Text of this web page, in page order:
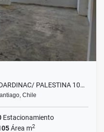
PALESTINA 10…
Chile
Estacionamiento
Área m2